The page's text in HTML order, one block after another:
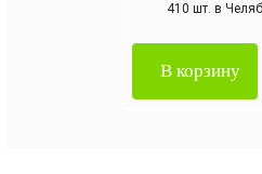
410 шт. в
В корзину